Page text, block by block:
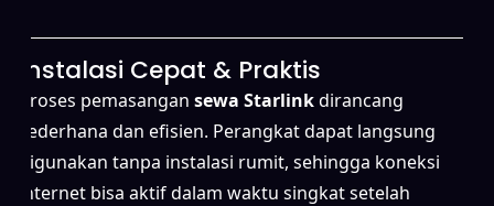
Instalasi Cepat & Praktis
Proses pemasangansewa Starlinkdirancang
sederhana dan efisien. Perangkat dapat langsung
digunakan tanpa instalasi rumit, sehingga koneksi
internet bisa aktif dalam waktu singkat setelah